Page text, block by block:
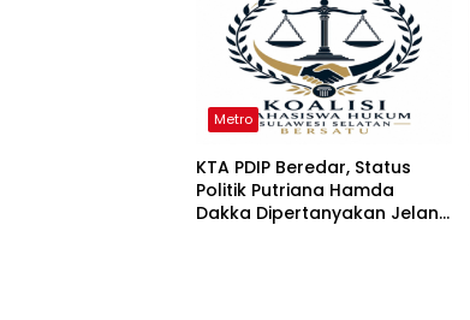
Metro
KTA PDIP Beredar, Status
Politik Putriana Hamda
Dakka Dipertanyakan Jelang